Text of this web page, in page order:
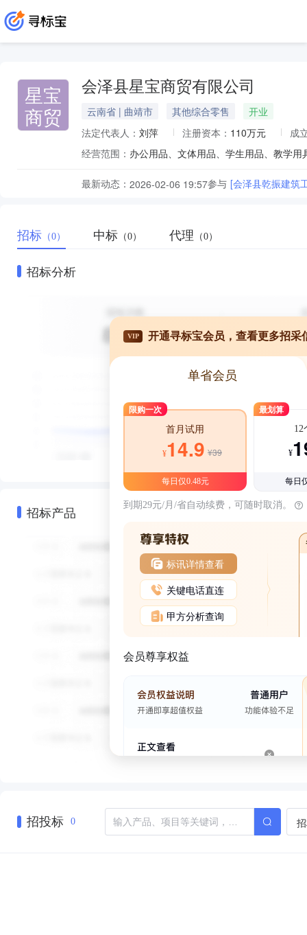
星宝
商贸
会泽县星宝商贸有限公司
云南省 | 曲靖市 其他综合零售
开业
法定代表人： 刘萍 注册资本： 110万元
成
经营范围：
最新动态： 2026-02-06 19:57参与 [会泽县乾振建筑
招标 （0） 中标 （0） 代理 （0）
招标分析
招标产品
VIP 开通寻标宝会员，查看更多招采
单省会员
限购一次
首月试用
¥14.9 ¥39
每日仅0.48元
最划算
12
¥
每日
到期29元/月/省自动续费，可随时取消。
标讯详情查看
关键电话直连
甲方分析查询
会员尊享权益
招投标 0